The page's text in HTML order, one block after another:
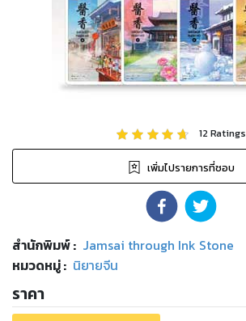
12Ratings
เพิ่มไปรายการที่ชอบ
สำนักพิมพ์: Jamsai through Ink Stone
หมวดหมู่: นิยายจีน
ราคา